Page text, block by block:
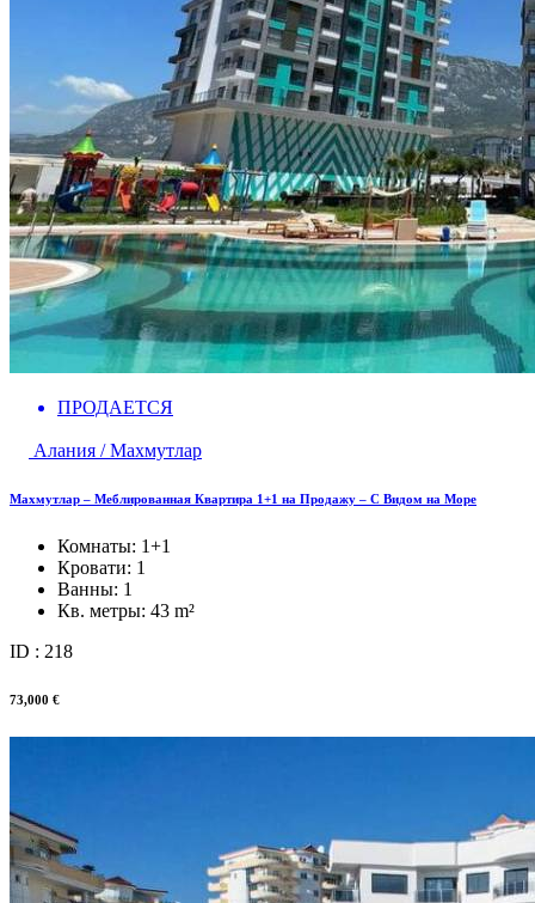
ПРОДАЕТСЯ
Алания / Махмутлар
Махмутлар – Меблированная Квартира 1+1 на Продажу – С Видом на Море
Комнаты: 1+1
Кровати: 1
Ванны: 1
Кв. метры: 43 m²
ID : 218
73,000 €